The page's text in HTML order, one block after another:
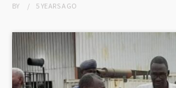
BY 5 YEARSAGO